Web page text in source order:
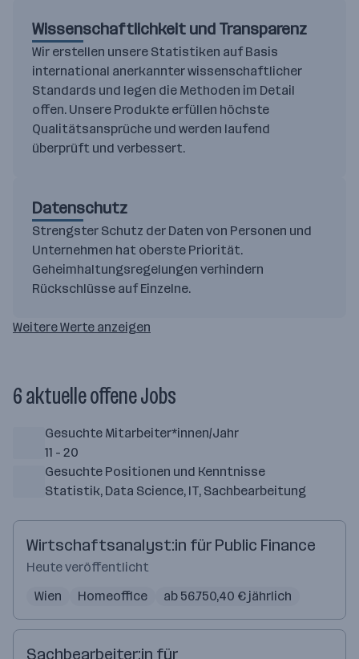
Wissenschaftlichkeit und Transparenz
Wir erstellen unsere Statistiken auf Basis
international anerkannter wissenschaftlicher
Standards und legen die Methoden im Detail
offen. Unsere Produkte erfüllen höchste
Qualitätsansprüche und werden laufend
überprüft und verbessert.
Datenschutz
Strengster Schutz der Daten von Personen und
Unternehmen hat oberste Priorität.
Geheimhaltungsregelungen verhindern
Rückschlüsse auf Einzelne.
Weitere Werte anzeigen
6 aktuelle offene Jobs
Gesuchte Mitarbeiter*innen/Jahr
11 - 20
Gesuchte Positionen und Kenntnisse
Statistik, Data Science, IT, Sachbearbeitung
Wirtschaftsanalyst:in für Public Finance
Heute veröffentlicht
Wien
Homeoffice ab 56.750,40 € jährlich
Sachbearbeiter:in für